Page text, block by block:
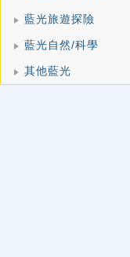
藍光旅遊探險
藍光自然/科學
其他藍光